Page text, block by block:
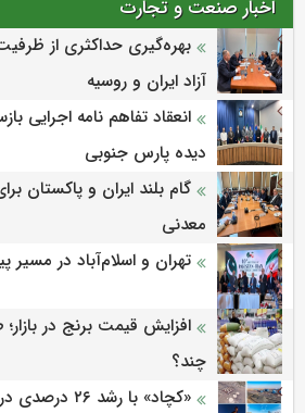
اخبار صنعت و تجارت
بهره‌گیری حداکثری از
آزاد ایران و روسیه
انعقاد تفاهم نامه اجرایی
دیده پارس جنوبی
گام بلند ایران و پاکستان
معدنی
تهران و اسلام‌آباد در مسیر
افزایش قیمت برنج در
چند؟
«کچاد» با رشد